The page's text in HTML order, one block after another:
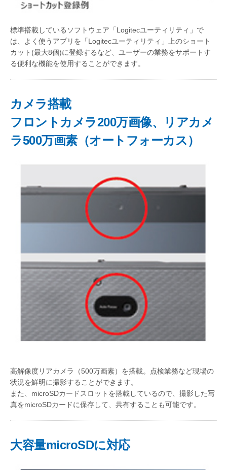
標準搭載しているソフトウェア「Logitecユーティリティ」で
は、よく使うアプリを「Logitecユーティリティ」上のショート
カット(最大8個)に登録するなど、ユーザーの業務をサポートす
る便利な機能を使用することができます。
カメラ搭載
フロントカメラ200万画像、リアカメ
ラ500万画素（オートフォーカス）
高解像度リアカメラ（500万画素）を搭載。点検業務など現場の
状況を鮮明に撮影することができます。
また、microSDカードスロットを搭載しているので、撮影した写
真をmicroSDカードに保存して、共有することも可能です。
大容量microSDに対応